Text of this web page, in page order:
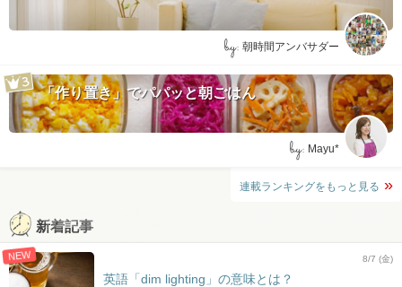
by: 朝時間アンバサダー
「作り置き」でパパッと朝ごはん
by: Mayu*
連載ランキングをもっと見る
新着記事
NEW 8/7 (金)
英語「dim lighting」の意味とは？